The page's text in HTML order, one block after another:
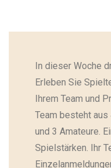
In dieser Woche
Erleben Sie
Ihrem Team und
Team besteht
und 3 Amateure.
Spielstärken. Ihr